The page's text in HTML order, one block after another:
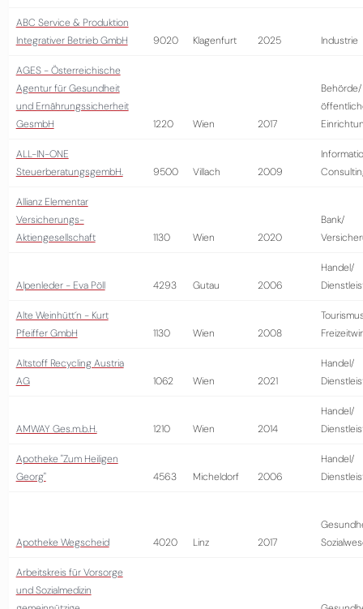
ABC Service & Produktion
Integrativer Betrieb GmbH
9020 Klagenfurt 2025 Industrie
AGES - Österreichische
Agentur für Gesundheit
und Ernährungssicherheit
GesmbH
1220 Wien 2017
Behörde/
ALL-IN-ONE
SteuerberatungsgembH.
9500 Villach 2009
Allianz Elementar
Versicherungs-
Aktiengesellschaft
1130 Wien 2020
Bank/
Alpenleder - Eva Pöll 4293 Gutau 2006
Handel/
Alte Weinhütt´n - Kurt
Pfeiffer GmbH
1130 Wien 2008
Altstoff Recycling Austria
AG
1062 Wien 2021
Handel/
AMWAY Ges.m.b.H. 1210 Wien 2014
Handel/
Apotheke "Zum Heiligen
Georg"
4563 Micheldorf 2006
Handel/
Apotheke Wegscheid 4020 Linz 2017
Arbeitskreis für Vorsorge
und Sozialmedizin